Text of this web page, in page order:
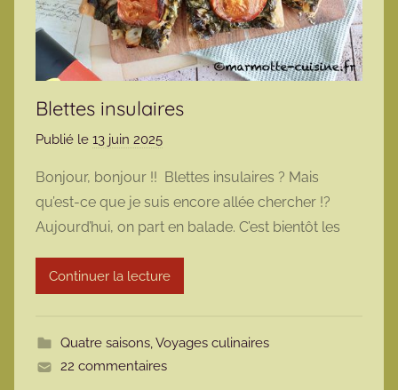
Blettes insulaires
Publié le 13 juin 2025
r
m
a
r
m
t
e
Bonjour, bonjour !! Blettes insulaires ? Mais
qu’est-ce que je suis encore allée chercher !?
Aujourd’hui, on part en balade. C’est bientôt les
Continuer la lecture
Quatre saisons,Voyages culinaires
22 commentaires